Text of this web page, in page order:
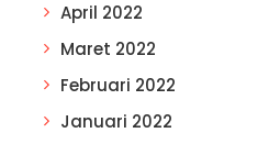
April 2022
Maret 2022
Februari 2022
Januari 2022